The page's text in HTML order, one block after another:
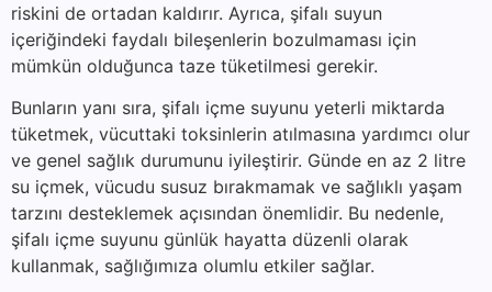
riskini de ortadan kaldırır. Ayrıca, şifalı suyun
içeriğindeki faydalı bileşenlerin bozulmaması için
mümkün olduğunca taze tüketilmesi gerekir.
Bunların yanı sıra, şifalı içme suyunu yeterli miktarda
tüketmek, vücuttaki toksinlerin atılmasına yardımcı olur
ve genel sağlık durumunu iyileştirir. Günde en az 2 litre
su içmek, vücudu susuz bırakmamak ve sağlıklı yaşam
tarzını desteklemek açısından önemlidir. Bu nedenle,
şifalı içme suyunu günlük hayatta düzenli olarak
kullanmak, sağlığımıza olumlu etkiler sağlar.